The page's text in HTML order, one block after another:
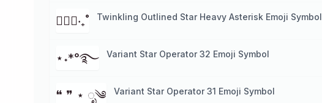
✱ੈ✩‧₊˚ Twinkling Outlined Star Heavy Asterisk Emoji Symbol
⋆˖*°࿐ Variant Star Operator 32 Emoji Symbol
❝ ❞ ⋆ ೃ༄ Variant Star Operator 31 Emoji Symbol